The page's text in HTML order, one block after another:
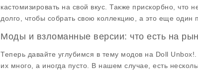
кастомизировать на свой вкус. Также прискорбно, что
долго, чтобы собрать свою коллекцию, а это еще один
Моды и взломанные версии: что есть на
Теперь давайте углубимся в тему модов на Doll Unbox!
их много, а иногда пусто. В нашем случае, есть